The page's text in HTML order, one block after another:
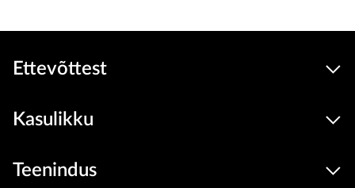
Ettevõttest
Kasulikku
Teenindus